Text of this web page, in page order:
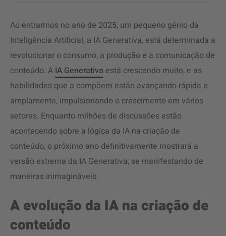
Ao entrarmos no ano de 2025, um pequeno gênio da
Inteligência Artificial, a IA Generativa, está determinada a
revolucionar o consumo, a produção e a comunicação de
conteúdo. A IA Generativa está crescendo muito, e as
habilidades que a compõem estão avançando rápida e
amplamente, impulsionando o crescimento em vários
setores. Enquanto milhões de discussões estão
acontecendo sobre a lógica da IA na criação de
conteúdo, o próximo ano definitivamente mostrará a
versão extrema da IA Generativa, se manifestando de
maneiras inimagináveis.
A evolução da IA na criação de
conteúdo